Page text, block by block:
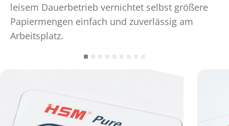
leisem Dauerbetrieb vernichtet selbst größere
Papiermengen einfach und zuverlässig am
Arbeitsplatz.